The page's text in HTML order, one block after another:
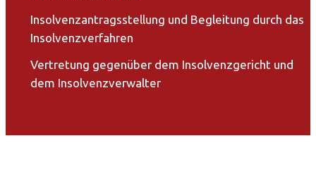
Insolvenzantragsstellung und Begleitung durch das
Insolvenzverfahren
Vertretung gegenüber dem Insolvenzgericht und
dem Insolvenzverwalter